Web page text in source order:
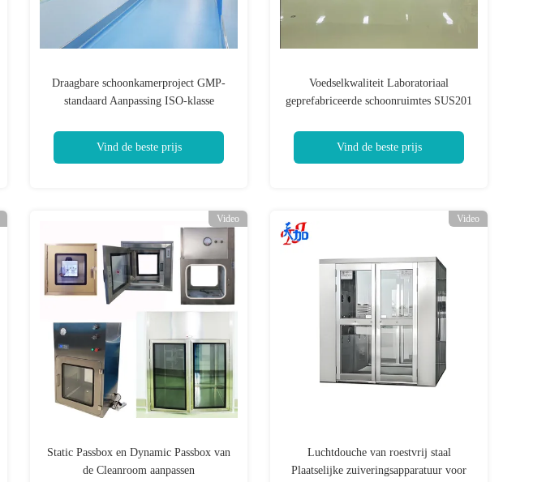
Draagbare schoonkamerproject GMP-
standaard Aanpassing ISO-klasse
Vind de beste prijs
Voedselkwaliteit Laboratoriaal
geprefabriceerde schoonruimtes SUS201
Vind de beste prijs
Video
Static Passbox en Dynamic Passbox van
de Cleanroom aanpassen
Video
Luchtdouche van roestvrij staal
Plaatselijke zuiveringsapparatuur voor